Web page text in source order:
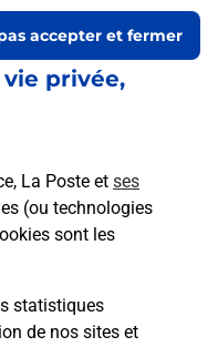
privée,
La Poste et ses
(ou technologies
sont les
statistiques
de nos sites et
accepter et fermer